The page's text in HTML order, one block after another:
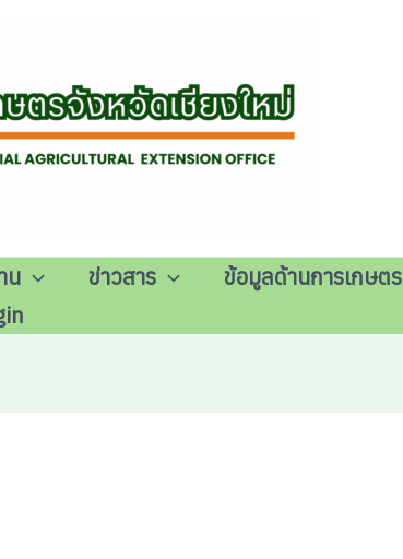
น ข่าวสาร ข้อมูลด้านการเกษตร